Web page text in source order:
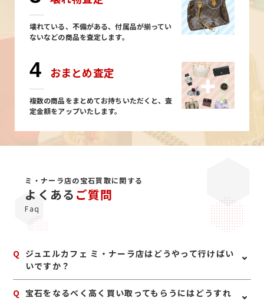
壊れている、不備がある、付属品が揃ってい
ないなどの商品を査定します。
4 おまとめ査定
複数の商品をまとめてお持ちいただくと、査
定金額をアップいたします。
ミ・ナーラ店の宝石買取に関する
よくある ご質問
Faq
Q ジュエルカフェ ミ・ナーラ店はどうやって行けばい
いですか？
A 電車ご利用の場合、近鉄奈良線「新大宮駅」または「近
Q 宝石をなるべく高く買い取ってもらうにはどうすれ